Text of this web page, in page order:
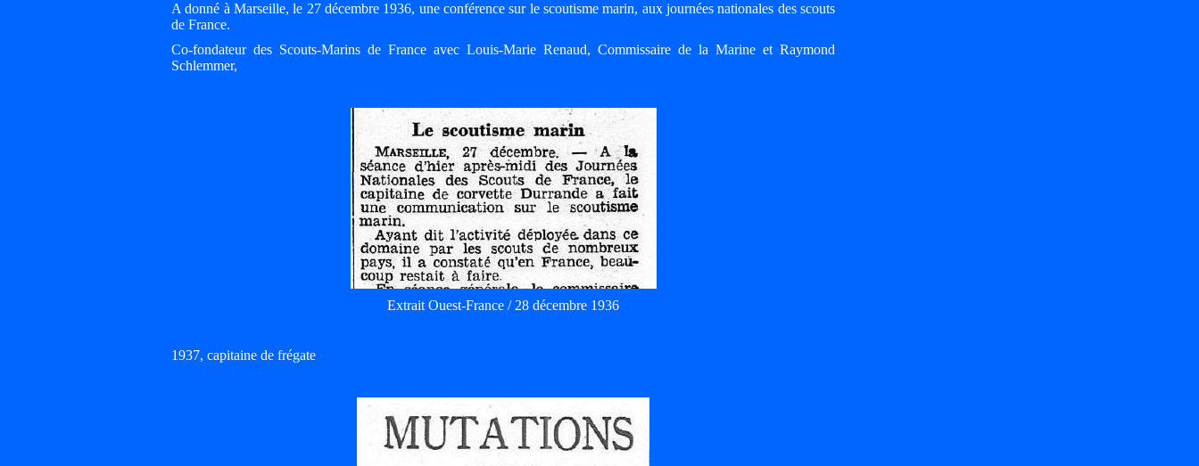
A donné à Marseille, le 27 décembre 1936, une conférence sur le scoutisme marin, aux journées nationales des scouts
de France.
Co-fondateur des Scouts-Marins de France avec Louis-Marie Renaud, Commissaire de la Marine et Raymond
Schlemmer,
Extrait Ouest-France / 28 décembre 1936
1937, capitaine de frégate